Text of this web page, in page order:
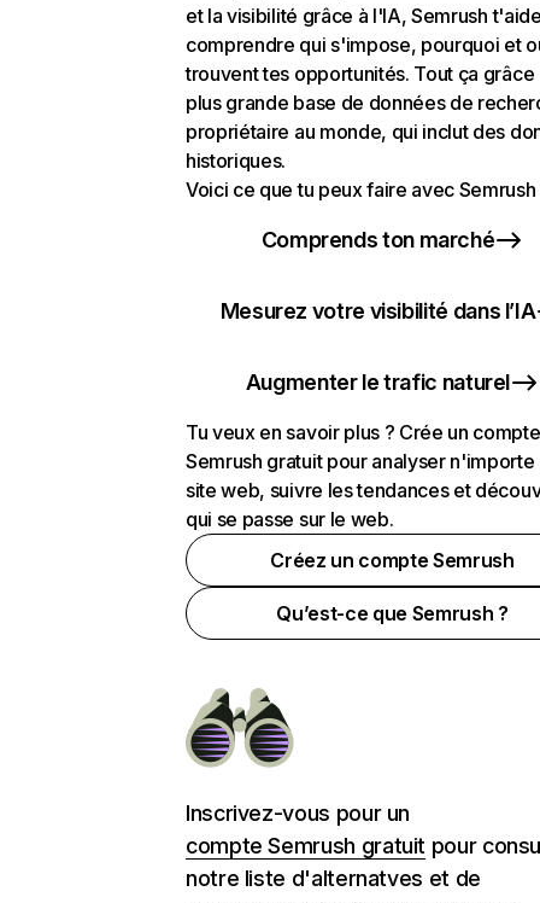
et la visibilité grâce à l'IA, Semrush
comprendre qui s'impose, pourquoi et
trouvent tes opportunités. Tout ça grâce
plus grande base de données de
propriétaire au monde, qui inclut des
historiques.
Voici ce que tu peux faire avec Semrush
Comprends ton marché
Mesurez votre visibilité dans l’IA
Augmenter le trafic naturel
Tu veux en savoir plus ? Crée un compte
Semrush gratuit pour analyser n'importe
site web, suivre les tendances et
qui se passe sur le web.
Créez un compte Semrush
Qu’est-ce que Semrush ?
Inscrivez-vous pour un
compte Semrush gratuit pour
notre liste d'alternatves et de